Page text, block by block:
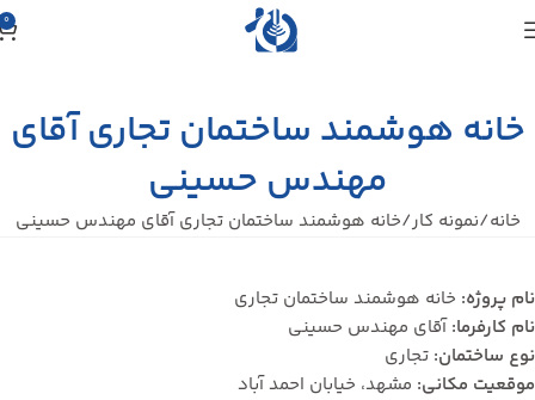
0
خانه هوشمند ساختمان تجاری آقای
مهندس حسینی
خانه نمونه کار خانه هوشمند ساختمان تجاری آقای مهندس حسینی
نام پروژه: خانه هوشمند ساختمان تجاری
نام کارفرما:آقای مهندس حسینی
نوع ساختمان: تجاری
موقعیت مکانی: مشهد، خیابان احمد آباد